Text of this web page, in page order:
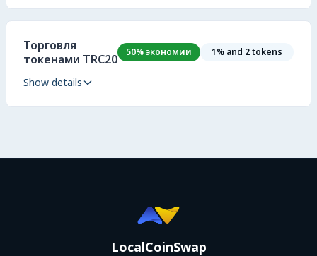
Торговля
токенами TRC20
50% экономии 1% and 2 tokens
Show details
LocalCoinSwap